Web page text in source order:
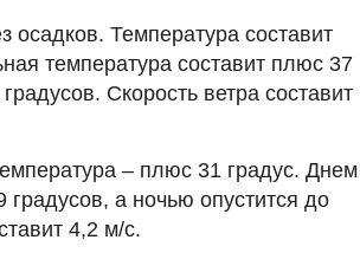
осадков. Температура составит
температура составит плюс 37
Скорость ветра составит
– плюс 31 градус. Днем
а ночью опустится до
4,2 м/с.